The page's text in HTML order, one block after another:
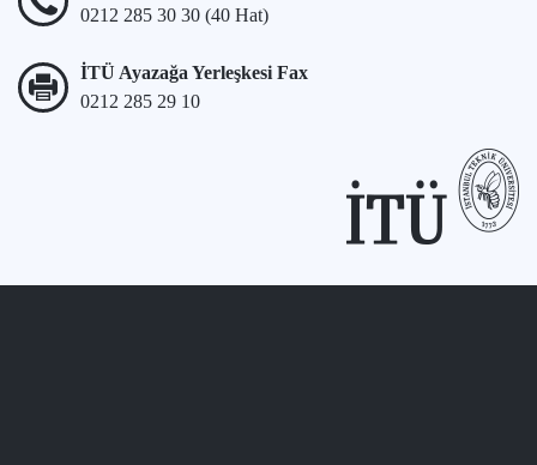
0212 285 30 30 (40 Hat)
İTÜ Ayazağa Yerleşkesi Fax
0212 285 29 10